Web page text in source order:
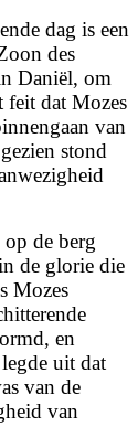
dag is een
des
Daniël, om
feit dat Mozes
van
stond
de berg
de glorie die
Mozes
en
uit dat
van de
van